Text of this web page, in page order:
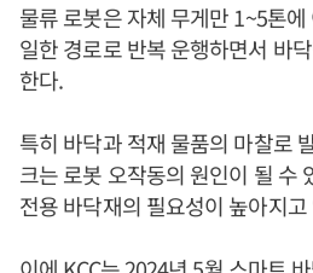
물류 로봇은 자체 무게만 1~5톤
일한 경로로 반복 운행하면서 바
한다.
특히 바닥과 적재 물품의 마찰로
크는 로봇 오작동의 원인이 될 수
전용 바닥재의 필요성이 높아지고